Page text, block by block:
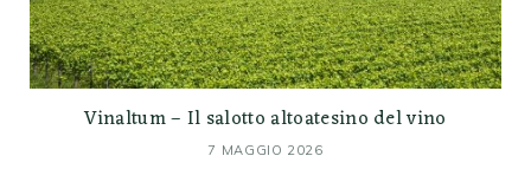
Vinaltum – Il salotto altoatesino del vino
7 MAGGIO 2026